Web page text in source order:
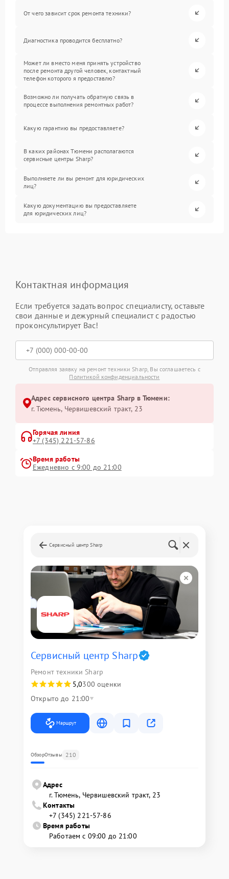
От чего зависит срок ремонта техники?
Диагностика проводится бесплатно?
Может ли вместо меня принять устройство
после ремонта другой человек, контактный
телефон которого я предоставлю?
Возможно ли получать обратную связь в
процессе выполнения ремонтных работ?
Какую гарантию вы предоставляете?
В каких районах Тюмени располагаются
сервисные центры Sharp?
Выполняете ли вы ремонт для юридических
лиц?
Какую документацию вы предоставляете
для юридических лиц?
Контактная информация
Если требуется задать вопрос специалисту, оставьте
свои данные и дежурный специалист с радостью
проконсультирует Вас!
Отправляя заявку на ремонт техники Sharp, Вы соглашаетесь с
Политикой конфиденциальности
Адрес сервисного центра Sharp в Тюмени:
г. Тюмень, ​Червишевский тракт, 23
Горячая линия
+7 (345) 221-57-86
Время работы
Ежедневно с 9:00 до 21:00
Сервисный центр Sharp
Сервисный центр Sharp
Ремонт техники Sharp
5,0300 оценки
Открыто до 21:00
Маршрут
ОбзорОтзывы 210
Адрес
г. Тюмень, ​Червишевский тракт, 23
Контакты
+7 (345) 221-57-86
Время работы
Работаем с 09:00 до 21:00